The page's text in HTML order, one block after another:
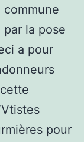
commune
par la pose
a pour
pour